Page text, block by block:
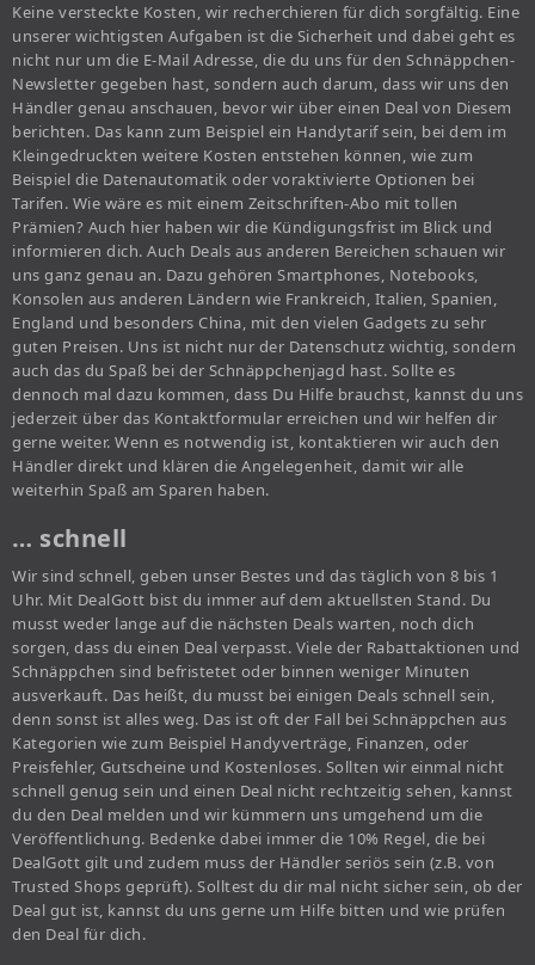
Keine versteckte Kosten, wir recherchieren für dich sorgfältig. Eine
unserer wichtigsten Aufgaben ist die Sicherheit und dabei geht es
nicht nur um die E-Mail Adresse, die du uns für den Schnäppchen-
Newsletter gegeben hast, sondern auch darum, dass wir uns den
Händler genau anschauen, bevor wir über einen Deal von Diesem
berichten. Das kann zum Beispiel ein Handytarif sein, bei dem im
Kleingedruckten weitere Kosten entstehen können, wie zum
Beispiel die Datenautomatik oder voraktivierte Optionen bei
Tarifen. Wie wäre es mit einem Zeitschriften-Abo mit tollen
Prämien? Auch hier haben wir die Kündigungsfrist im Blick und
informieren dich. Auch Deals aus anderen Bereichen schauen wir
uns ganz genau an. Dazu gehören Smartphones, Notebooks,
Konsolen aus anderen Ländern wie Frankreich, Italien, Spanien,
England und besonders China, mit den vielen Gadgets zu sehr
guten Preisen. Uns ist nicht nur der Datenschutz wichtig, sondern
auch das du Spaß bei der Schnäppchenjagd hast. Sollte es
dennoch mal dazu kommen, dass Du Hilfe brauchst, kannst du uns
jederzeit über das Kontaktformular erreichen und wir helfen dir
gerne weiter. Wenn es notwendig ist, kontaktieren wir auch den
Händler direkt und klären die Angelegenheit, damit wir alle
weiterhin Spaß am Sparen haben.
… schnell
Wir sind schnell, geben unser Bestes und das täglich von 8 bis 1
Uhr. Mit DealGott bist du immer auf dem aktuellsten Stand. Du
musst weder lange auf die nächsten Deals warten, noch dich
sorgen, dass du einen Deal verpasst. Viele der Rabattaktionen und
Schnäppchen sind befristetet oder binnen weniger Minuten
ausverkauft. Das heißt, du musst bei einigen Deals schnell sein,
denn sonst ist alles weg. Das ist oft der Fall bei Schnäppchen aus
Kategorien wie zum Beispiel Handyverträge, Finanzen, oder
Preisfehler, Gutscheine und Kostenloses. Sollten wir einmal nicht
schnell genug sein und einen Deal nicht rechtzeitig sehen, kannst
du den Deal melden und wir kümmern uns umgehend um die
Veröffentlichung. Bedenke dabei immer die 10% Regel, die bei
DealGott gilt und zudem muss der Händler seriös sein (z.B. von
Trusted Shops geprüft). Solltest du dir mal nicht sicher sein, ob der
Deal gut ist, kannst du uns gerne um Hilfe bitten und wie prüfen
den Deal für dich.